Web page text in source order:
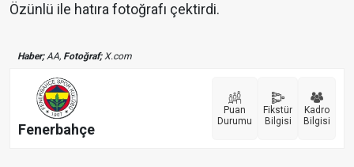
Özünlü ile hatıra fotoğrafı çektirdi.
Haber;AA, Fotoğraf;X.com
Fenerbahçe
Puan
Durumu
Fikstür
Bilgisi
Kadro
Bilgisi